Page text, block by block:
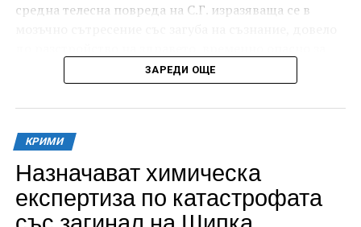
средна телесна повреда на С.Г. изразяваща се в
живота, и лека телесна повреда на Х.С., която бе с
порезна рана на петия пръст на дясната ръка,
довела до разстройство на здравето, неопасно за
За извършеното престъпление 37-годишният бе
осъден с наложено наказание 1 година и 8 месеца
лишаване от свобода, чието изпълнение бб отложено
за срок от 4 години и 6 месеца.
ЗАРЕДИ ОЩЕ
КРИМИ
Назначават химическа
експертиза по катастрофата